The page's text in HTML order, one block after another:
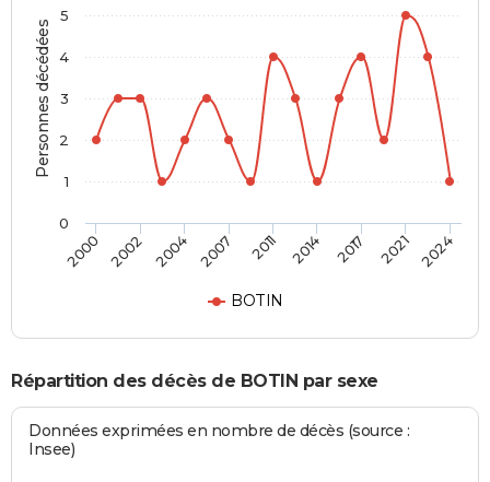
Personnes décédées
BOTIN
2000 2002 2004 2007 2011 2014 2017 2021 2024
0
1
2
3
4
5
Répartition des décès de BOTIN par sexe
Données exprimées en nombre de décès (source :
Insee)